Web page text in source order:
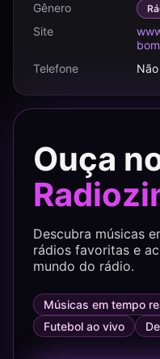
Gênero
Site
Telefone
Ouça
Descubra músicas
rádios favoritas e
mundo do rádio.
Músicas em tempo
Futebol ao vivo